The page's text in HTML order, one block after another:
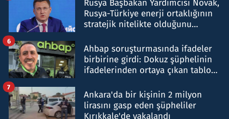
Rusya Başbakan Yardımcısı Novak,
Rusya-Türkiye enerji ortaklığının
stratejik nitelikte olduğunu
Ahbap soruşturmasında ifadeler
birbirine girdi: Dokuz şüphelinin
ifadelerinden ortaya çıkan tablo
6
Ankara'da bir kişinin 2 milyon
lirasını gasp eden şüpheliler
Kırıkkale'de yakalandı
7